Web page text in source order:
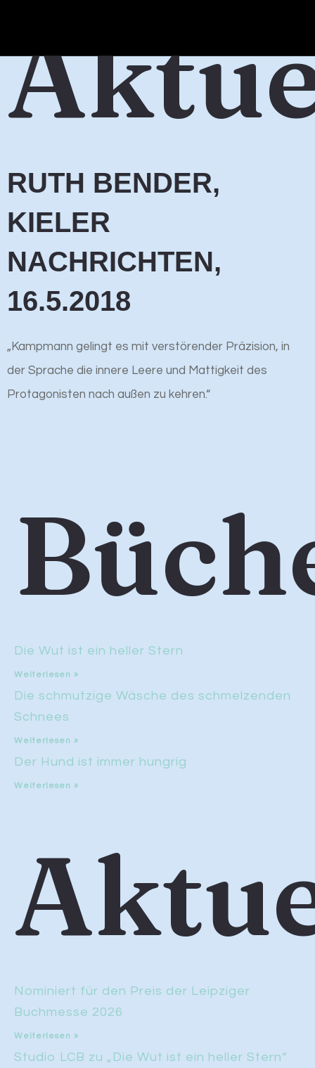
RUTH BENDER,
KIELER
NACHRICHTEN,
16.5.2018
„Kampmann gelingt es mit verstörender Präzision, in
der Sprache die innere Leere und Mattigkeit des
Protagonisten nach außen zu kehren.“
Die Wut ist ein heller Stern
Weiterlesen »
Die schmutzige Wäsche des schmelzenden
Schnees
Weiterlesen »
Der Hund ist immer hungrig
Weiterlesen »
Nominiert für den Preis der Leipziger
Buchmesse 2026
Weiterlesen »
Studio LCB zu „Die Wut ist ein heller Stern“